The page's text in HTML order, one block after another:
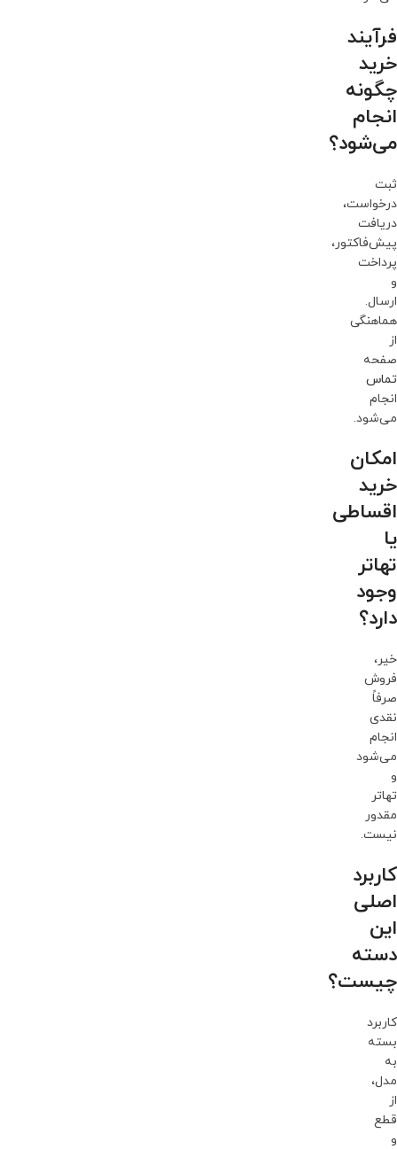
فرآیند
خرید
چگونه
انجام
می‌شود؟
ثبت
درخواست،
دریافت
پیش‌فاکتور،
پرداخت
و
ارسال.
هماهنگی
از
صفحه
تماس
انجام
می‌شود.
امکان
خرید
اقساطی
یا
تهاتر
وجود
دارد؟
خیر،
فروش
صرفاً
نقدی
انجام
می‌شود
و
تهاتر
مقدور
نیست.
کاربرد
اصلی
این
دسته
چیست؟
کاربرد
بسته
به
مدل،
از
قطع
و